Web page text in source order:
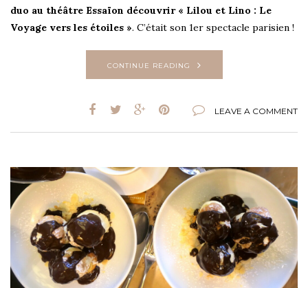
duo au théâtre Essaïon découvrir « Lilou et Lino : Le
Voyage vers les étoiles ». C’était son 1er spectacle parisien !
CONTINUE READING
LEAVE A COMMENT